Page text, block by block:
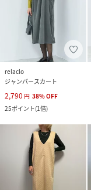
relaclo
ジャンパースカート
2,790 円 38%OFF
25ポイント(1倍)